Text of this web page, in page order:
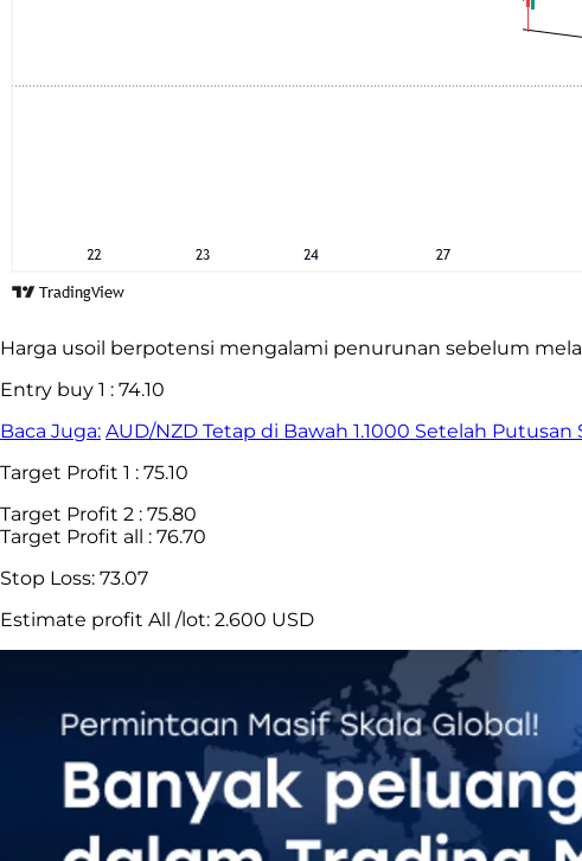
Harga usoil berpotensi mengalami penurunan sebelum
Entry buy 1 : 74.10
Baca Juga: AUD/NZD Tetap di Bawah 1.1000 Setelah
Target Profit 1 : 75.10
Target Profit 2 : 75.80
Target Profit all : 76.70
Stop Loss: 73.07
Estimate profit All /lot: 2.600 USD